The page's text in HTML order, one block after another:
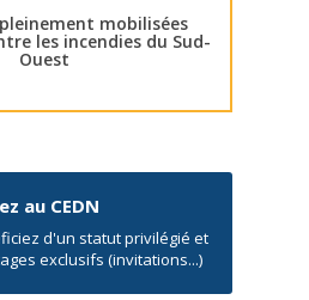
mobilisées
les incendies du Sud-
Ouest
au CEDN
d'un statut privilégié et
exclusifs (invitations...)